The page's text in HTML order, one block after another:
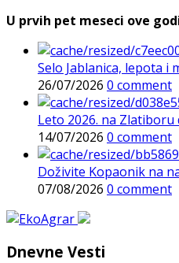
U prvih pet meseci ove
Selo Jablanica, lepota i
26/07/2026 0 comment
Leto 2026. na Zlatiboru
14/07/2026 0 comment
Doživite Kopaonik na
07/08/2026 0 comment
Dnevne Vesti